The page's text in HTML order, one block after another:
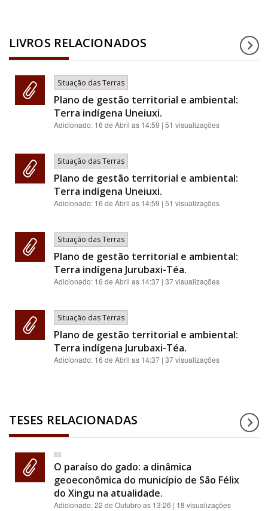
LIVROS RELACIONADOS
Situação das Terras
Plano de gestão territorial e ambiental:
Terra indígena Uneiuxi.
Adicionado: 16 de Abril as 14:59 | 51 visualizações
Situação das Terras
Plano de gestão territorial e ambiental:
Terra indígena Uneiuxi.
Adicionado: 16 de Abril as 14:59 | 51 visualizações
Situação das Terras
Plano de gestão territorial e ambiental:
Terra indígena Jurubaxi-Téa.
Adicionado: 16 de Abril as 14:37 | 37 visualizações
Situação das Terras
Plano de gestão territorial e ambiental:
Terra indígena Jurubaxi-Téa.
Adicionado: 16 de Abril as 14:37 | 37 visualizações
TESES RELACIONADAS
O paraíso do gado: a dinâmica
geoeconômica do município de São Félix
do Xingu na atualidade.
Adicionado:22 de Outubro as 13:26 | 18 visualizações